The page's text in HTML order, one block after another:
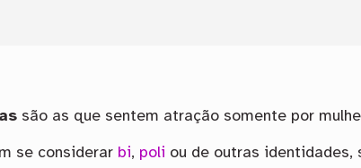
são as que sentem atração somente por
se considerar bi, poli ou de outras identidades,